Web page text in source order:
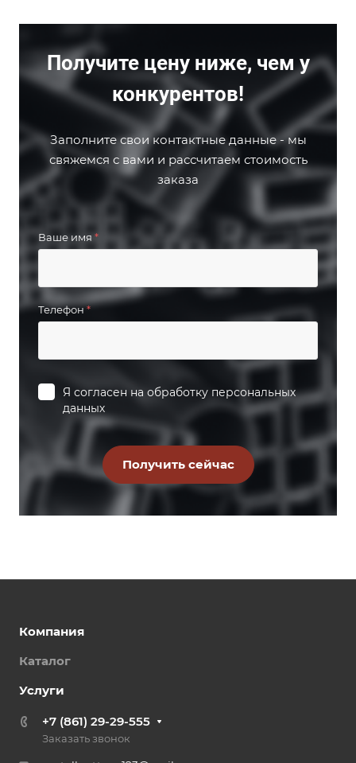
Получите цену ниже, чем у
конкурентов!
Заполните свои контактные данные - мы
свяжемся с вами и рассчитаем стоимость
заказа
Ваше имя *
Телефон*
Я согласен на обработку персональных
данных
Компания
Каталог
Услуги
+7 (861) 29-29-555
Заказать звонок